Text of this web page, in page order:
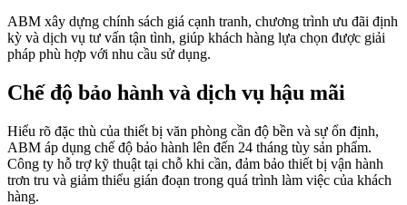
ABM xây dựng chính sách giá cạnh tranh, chương trình ưu đãi định
kỳ và dịch vụ tư vấn tận tình, giúp khách hàng lựa chọn được giải
pháp phù hợp với nhu cầu sử dụng.
Chế độ bảo hành và dịch vụ hậu mãi
Hiểu rõ đặc thù của thiết bị văn phòng cần độ bền và sự ổn định,
ABM áp dụng chế độ bảo hành lên đến 24 tháng tùy sản phẩm.
Công ty hỗ trợ kỹ thuật tại chỗ khi cần, đảm bảo thiết bị vận hành
trơn tru và giảm thiểu gián đoạn trong quá trình làm việc của khách
hàng.